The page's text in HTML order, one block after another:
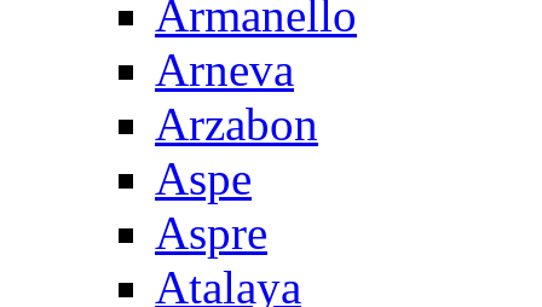
Armanello
Arneva
Arzabon
Aspe
Aspre
Atalaya